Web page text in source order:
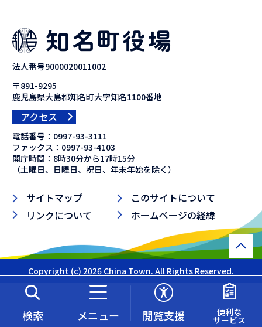
検索 メニュー 閲覧支援 便利な
サービス
法人番号9000020011002
〒891-9295
鹿児島県大島郡知名町大字知名1100番地
アクセス
電話番号： 0997-93-3111
ファックス： 0997-93-4103
開庁時間：8時30分から17時15分
（土曜日、日曜日、祝日、年末年始を除く）
サイトマップ
このサイトについて
リンクについて
ホームページの経緯
Copyright (c) 2026 China Town. All Rights Reserved.